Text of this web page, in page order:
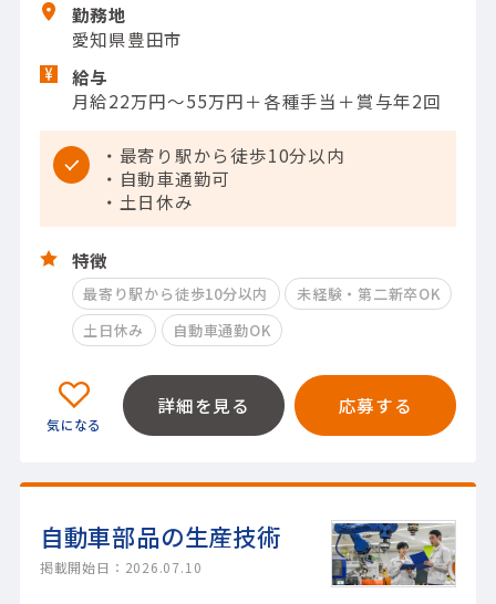
勤務地
愛知県豊田市
給与
月給22万円～55万円＋各種手当＋賞与年2回
・最寄り駅から徒歩10分以内
・自動車通勤可
・土日休み
特徴
最寄り駅から徒歩10分以内
未経験・第二新卒OK
土日休み
自動車通勤OK
詳細を見る 応募する
自動車部品の生産技術
掲載開始日：2026.07.10